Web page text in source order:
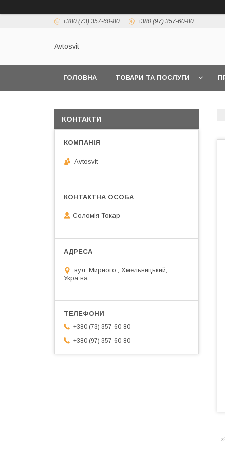
+380 (73) 357-60-80 +380 (97) 357-60-80
Avtosvit
ГОЛОВНА ТОВАРИ ТА ПОСЛУГИ
КОНТАКТИ
Avtosvit
Соломія Токар
вул. Мирного., Хмельницький,
Україна
+380 (73) 357-60-80
+380 (97) 357-60-80